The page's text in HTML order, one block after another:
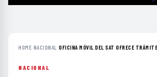
HOME›NACIONAL ›OFICINA MÓVIL DEL SAT OFRECE
NACIONAL